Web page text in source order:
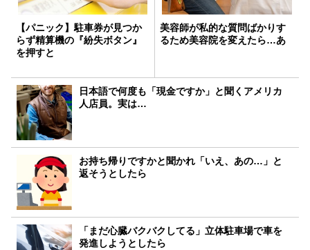
【パニック】駐車券が見つか
らず精算機の『紛失ボタン』
を押すと
美容師が私的な質問ばかりす
るため美容院を変えたら…あ
日本語で何度も「現金ですか」と聞くアメリカ
人店員。実は…
お持ち帰りですかと聞かれ「いえ、あの…」と
返そうとしたら
「まだ心臓バクバクしてる」立体駐車場で車を
発進しようとしたら